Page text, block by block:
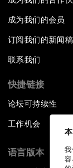
容
成为我们的会员
订阅我们的新闻稿
联系我们
快捷链接
论坛可持续性
工作机会
语言版本